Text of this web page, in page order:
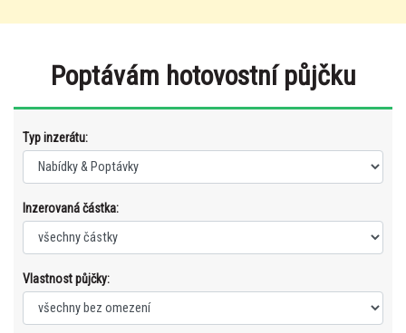
Poptávám hotovostní půjčku
Typ inzerátu:
Inzerovaná částka:
Vlastnost půjčky: